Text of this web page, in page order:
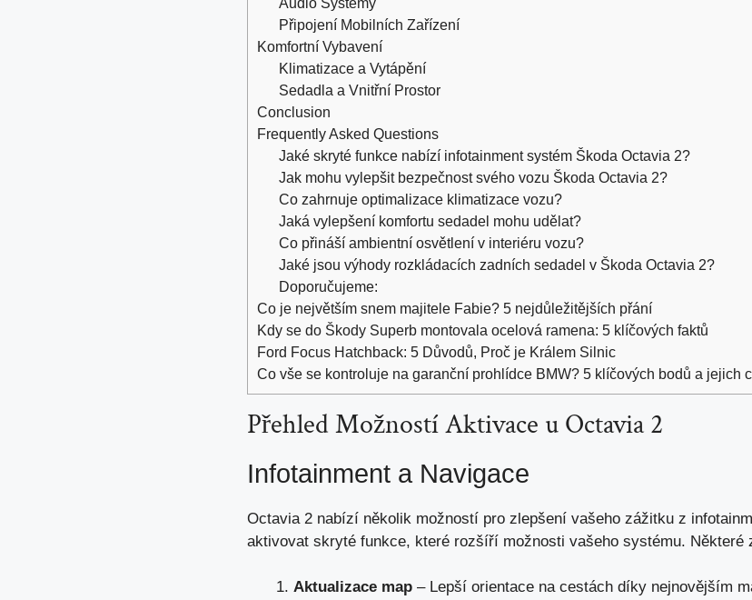
Připojení Mobilních Zařízení
Komfortní Vybavení
Klimatizace a Vytápění
Sedadla a Vnitřní Prostor
Conclusion
Frequently Asked Questions
Jaké skryté funkce nabízí infotainment systém Škoda Octavia 2?
Jak mohu vylepšit bezpečnost svého vozu Škoda Octavia 2?
Co zahrnuje optimalizace klimatizace vozu?
Jaká vylepšení komfortu sedadel mohu udělat?
Co přináší ambientní osvětlení v interiéru vozu?
Jaké jsou výhody rozkládacích zadních sedadel v Škoda Octavia 2?
Doporučujeme:
Co je největším snem majitele Fabie? 5 nejdůležitějších přání
Kdy se do Škody Superb montovala ocelová ramena: 5 klíčových faktů
Ford Focus Hatchback: 5 Důvodů, Proč je Králem Silnic
Co vše se kontroluje na garanční prohlídce BMW? 5 klíčových bodů a jejich
Přehled Možností Aktivace u Octavia 2
Infotainment a Navigace
Octavia 2 nabízí několik možností pro zlepšení vašeho zážitku z
aktivovat skryté funkce, které rozšíří možnosti vašeho systému. Některé
Aktualizace map – Lepší orientace na cestách díky nejnovějším